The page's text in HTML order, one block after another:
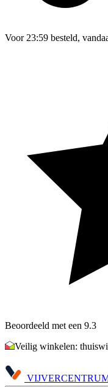
Voor 23:59 besteld,
Beoordeeld met een 9.3
Veilig winkelen:
VIJVER